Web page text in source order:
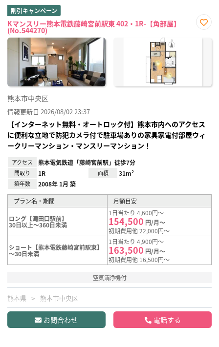
割引キャンペーン
Kマンスリー熊本電鉄藤崎宮前駅東 402・1R-【角部屋】
(No.544270)
に入
熊本市中央区
情報更新日 2026/08/02 23:37
【インターネット無料・オートロック付】熊本市内へのアクセス
に便利な立地で防犯カメラ付で駐車場ありの家具家電付部屋ウィ
ークリーマンション・マンスリーマンション！
アクセス 熊本電気鉄道「藤崎宮前駅」徒歩7分
間取り 1R 面積 31m²
築年数 2008年 1月 築
プラン名・期間 月額目安
ロング【滝田口駅前】
30日以上～360日未満
1日当たり 4,600円～
154,500 円/月～
初期費用他 22,000円～
ショート【熊本電鉄藤崎宮前駅東】
～30日未満
1日当たり 4,900円～
163,500 円/月～
初期費用他 16,500円～
空気清浄機付
熊本県 熊本市中央区
お問合わせ 電話する